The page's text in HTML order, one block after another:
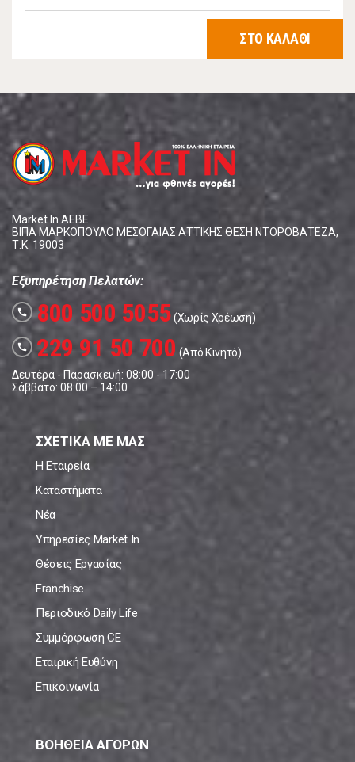
ΣΤΟ ΚΑΛΑΘΙ
Market In ΑΕΒΕ
ΒΙΠΑ ΜΑΡΚΟΠΟΥΛΟ ΜΕΣΟΓΑΙΑΣ ΑΤΤΙΚΗΣ ΘΕΣΗ ΝΤΟΡΟΒΑΤΕΖΑ,
Τ.Κ. 19003
Εξυπηρέτηση Πελατών:
call 800 500 5055(Χωρίς Χρέωση)
call 229 91 50 700 (Από Κινητό)
Δευτέρα - Παρασκευή: 08:00 - 17:00
Σάββατο: 08:00 – 14:00
ΣΧΕΤΙΚΑ ΜΕ ΜΑΣ
Η Εταιρεία
Καταστήματα
Νέα
Υπηρεσίες Market In
Θέσεις Εργασίας
Franchise
Περιοδικό Daily Life
Συμμόρφωση CE
Εταιρική Ευθύνη
Επικοινωνία
ΒΟΗΘΕΙΑ ΑΓΟΡΩΝ